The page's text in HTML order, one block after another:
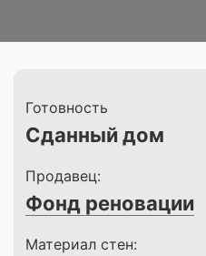
Готовность
Сданный дом
Продавец:
Фонд реновации
Материал стен: